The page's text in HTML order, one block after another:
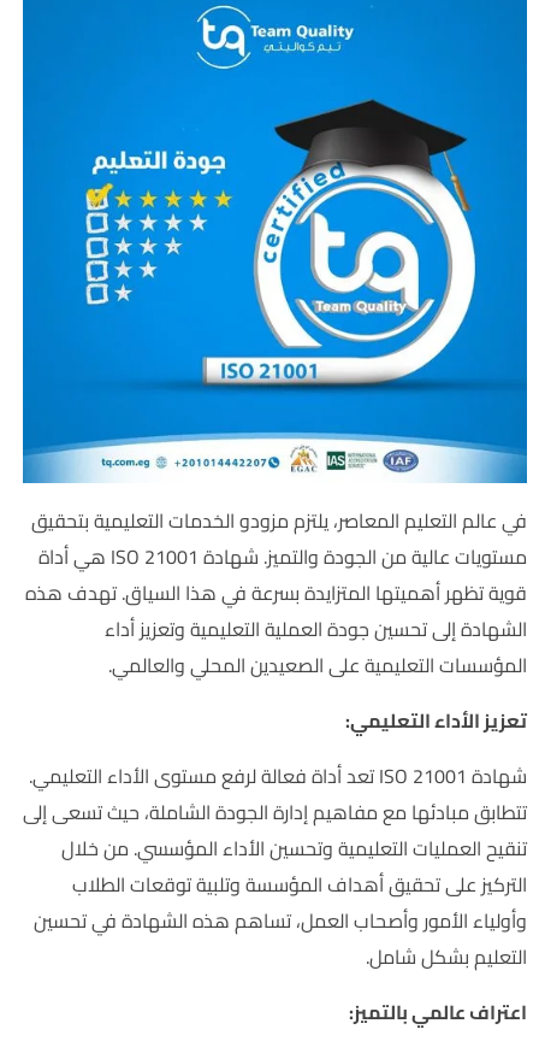
في عالم التعليم المعاصر، يلتزم مزودو الخدمات التعليمية بتحقيق
مستويات عالية من الجودة والتميز. شهادة ISO 21001 هي أداة
قوية تظهر أهميتها المتزايدة بسرعة في هذا السياق. تهدف هذه
الشهادة إلى تحسين جودة العملية التعليمية وتعزيز أداء
المؤسسات التعليمية على الصعيدين المحلي والعالمي.
تعزيز الأداء التعليمي:
شهادة ISO 21001 تعد أداة فعالة لرفع مستوى الأداء التعليمي.
تتطابق مبادئها مع مفاهيم إدارة الجودة الشاملة، حيث تسعى إلى
تنقيح العمليات التعليمية وتحسين الأداء المؤسسي. من خلال
التركيز على تحقيق أهداف المؤسسة وتلبية توقعات الطلاب
وأولياء الأمور وأصحاب العمل، تساهم هذه الشهادة في تحسين
التعليم بشكل شامل.
اعتراف عالمي بالتميز: